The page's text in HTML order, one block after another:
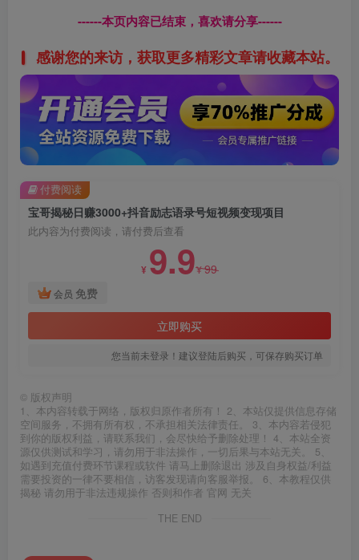
------本页内容已结束，喜欢请分享------
感谢您的来访，获取更多精彩文章请收藏本站。
宝哥揭秘日赚3000+抖音励志语录号短视频变现项目
此内容为付费阅读，请付费后查看
¥ 9.9¥99
会员 免费
立即购买
您当前未登录！建议登陆后购买，可保存购买订单
付费阅读
© 版权声明
1、本内容转载于网络，版权归原作者所有！ 2、本站仅提供信息存储
空间服务，不拥有所有权，不承担相关法律责任。 3、本内容若侵犯
到你的版权利益，请联系我们，会尽快给予删除处理！ 4、本站全资
源仅供测试和学习，请勿用于非法操作，一切后果与本站无关。 5、
如遇到充值付费环节课程或软件 请马上删除退出 涉及自身权益/利益
需要投资的一律不要相信，访客发现请向客服举报。 6、本教程仅供
揭秘 请勿用于非法违规操作 否则和作者 官网 无关
THE END